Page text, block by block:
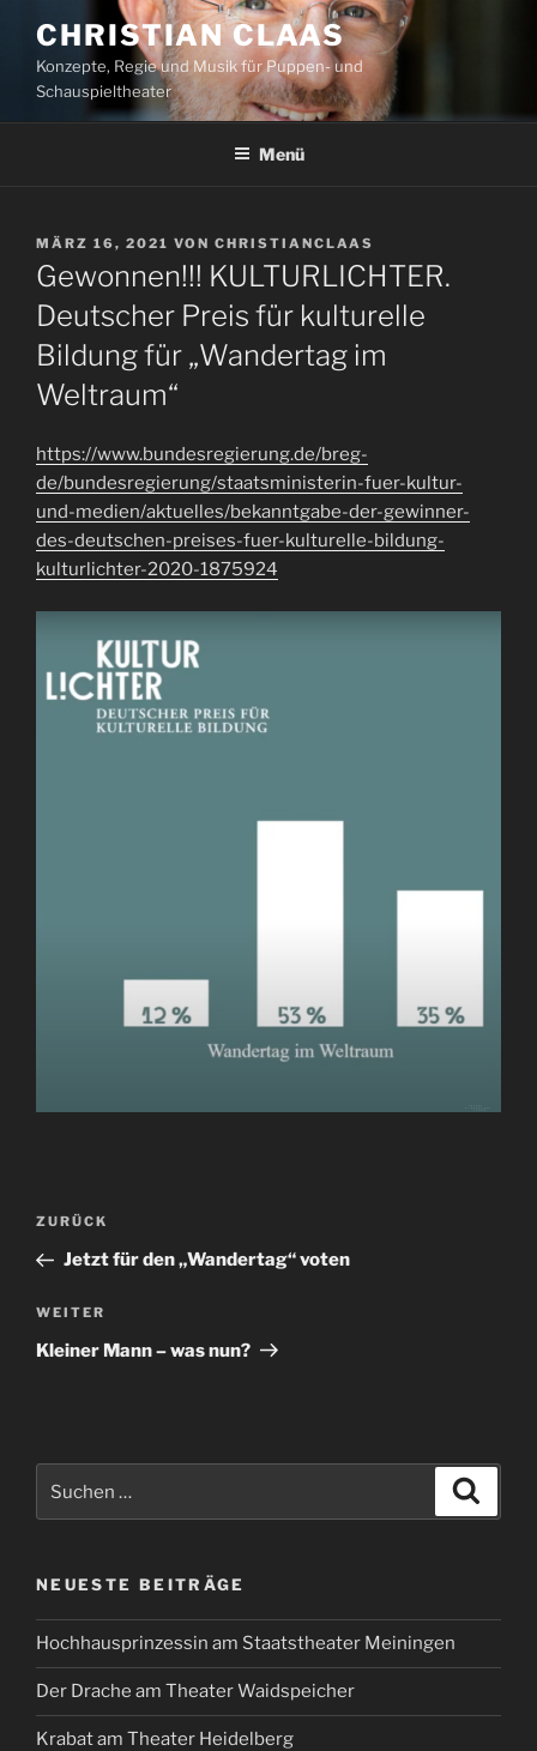
Inhalt
springen
CHRISTIAN CLAAS
Konzepte, Regie und Musik für Puppen- und
Schauspieltheater
Menü
VERÖFFENTLICHT
AM
MÄRZ 16, 2021 VON CHRISTIANCLAAS
Gewonnen!!! KULTURLICHTER.
Deutscher Preis für kulturelle
Bildung für „Wandertag im
Weltraum“
https://www.bundesregierung.de/breg-
de/bundesregierung/staatsministerin-fuer-kultur-
und-medien/aktuelles/bekanntgabe-der-gewinner-
des-deutschen-preises-fuer-kulturelle-bildung-
kulturlichter-2020-1875924
Beitragsnavigation
Vorheriger
Beitrag
ZURÜCK
Jetzt für den „Wandertag“ voten
Nächster
Beitrag
WEITER
Kleiner Mann – was nun?
nach:
NEUESTE BEITRÄGE
Hochhausprinzessin am Staatstheater Meiningen
Der Drache am Theater Waidspeicher
Krabat am Theater Heidelberg